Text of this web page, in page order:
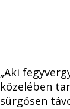
„Aki
közelében
sürgősen